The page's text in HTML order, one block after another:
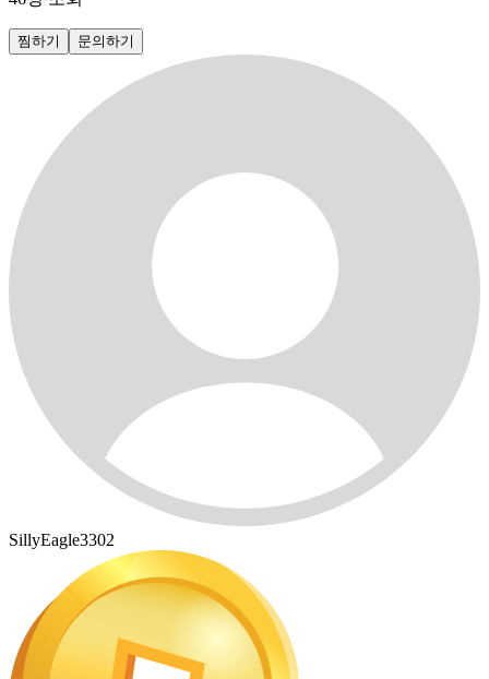
찜하기 문의하기
SillyEagle3302